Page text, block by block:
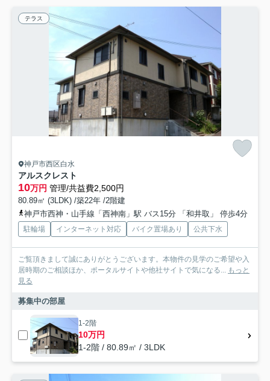
テラス
神戸市西区白水
アルスクレスト
10万円 管理/共益費2,500円
80.89㎡ (3LDK) /築22年 /2階建
神戸市西神・山手線「西神南」駅 バス15分 「和井取」 停歩4分
駐輪場 インターネット対応 バイク置場あり 公共下水
ご覧頂きまして誠にありがとうございます。本物件の見学のご希望や入
居時期のご相談ほか、ポータルサイトや他社サイトで気になる...
もっと
見る
募集中の部屋
1-2階
10万円
1-2階 / 80.89㎡ / 3LDK